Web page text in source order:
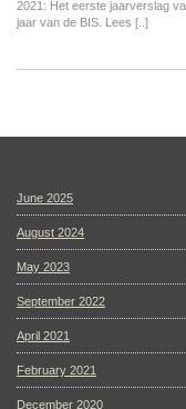
2021: Het eerste jaarverslag
jaar van de BIS. Lees [..]
June 2025
August 2024
May 2023
September 2022
April 2021
February 2021
December 2020